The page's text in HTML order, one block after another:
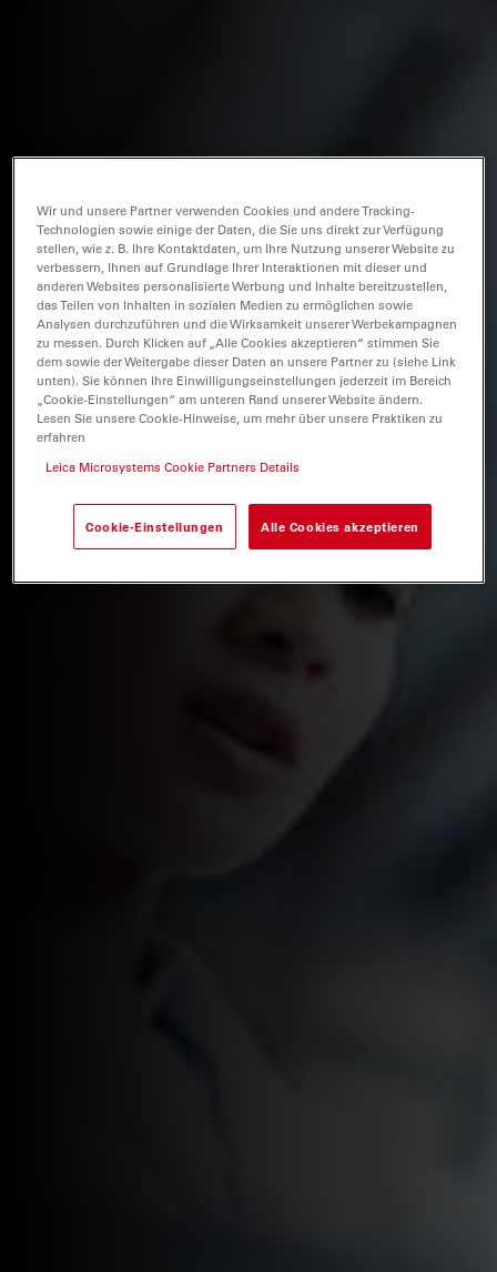
Wir und unsere Partner verwenden Cookies und andere Tracking-
Technologien sowie einige der Daten, die Sie uns direkt zur Verfügung
stellen, wie z. B. Ihre Kontaktdaten, um Ihre Nutzung unserer Website zu
verbessern, Ihnen auf Grundlage Ihrer Interaktionen mit dieser und
anderen Websites personalisierte Werbung und Inhalte bereitzustellen,
das Teilen von Inhalten in sozialen Medien zu ermöglichen sowie
Analysen durchzuführen und die Wirksamkeit unserer Werbekampagnen
zu messen. Durch Klicken auf „Alle Cookies akzeptieren“ stimmen Sie
dem sowie der Weitergabe dieser Daten an unsere Partner zu (siehe Link
unten). Sie können Ihre Einwilligungseinstellungen jederzeit im Bereich
„Cookie-Einstellungen“ am unteren Rand unserer Website ändern.
Lesen Sie unsere Cookie-Hinweise, um mehr über unsere Praktiken zu
erfahren
Leica Microsystems Cookie Partners Details
Cookie-Einstellungen Alle Cookies akzeptieren